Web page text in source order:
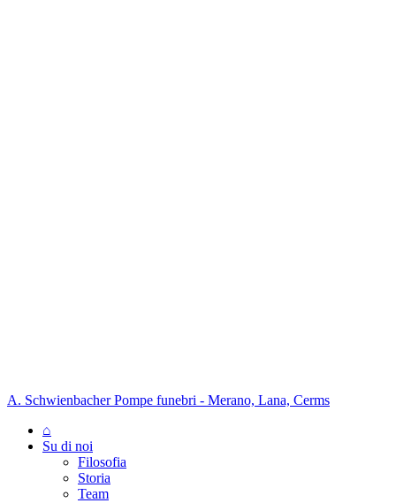
A. Schwienbacher Pompe funebri - Merano, Lana, Cerms
⌂
Su di noi
Filosofia
Storia
Team